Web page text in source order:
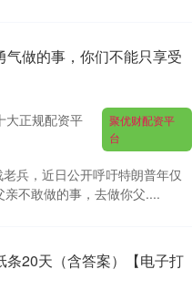
做的事，你们不能只享受
大正规配资平
聚优财配资平
台
兵，近日公开呼吁特朗普年仅
不敢做的事，去做你父....
20天（含答案）【电子打